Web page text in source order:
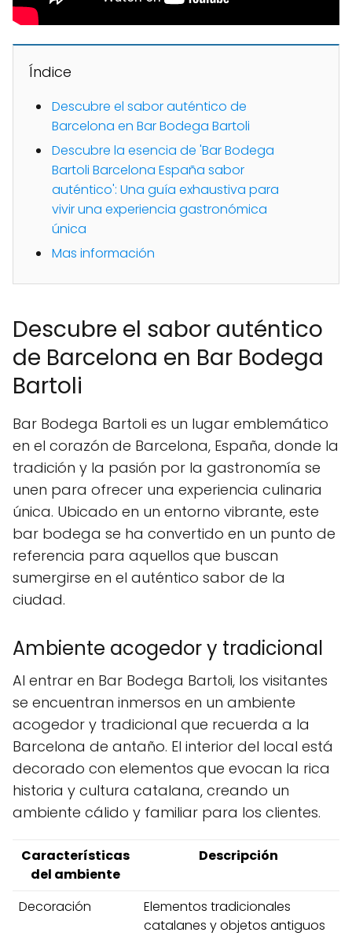
Índice
Descubre el sabor auténtico de
Barcelona en Bar Bodega Bartoli
Descubre la esencia de 'Bar Bodega
Bartoli Barcelona España sabor
auténtico': Una guía exhaustiva para
vivir una experiencia gastronómica
única
Mas información
Descubre el sabor auténtico
de Barcelona en Bar Bodega
Bartoli
Bar Bodega Bartoli es un lugar emblemático
en el corazón de Barcelona, España, donde la
tradición y la pasión por la gastronomía se
unen para ofrecer una experiencia culinaria
única. Ubicado en un entorno vibrante, este
bar bodega se ha convertido en un punto de
referencia para aquellos que buscan
sumergirse en el auténtico sabor de la
ciudad.
Ambiente acogedor y tradicional
Al entrar en Bar Bodega Bartoli, los visitantes
se encuentran inmersos en un ambiente
acogedor y tradicional que recuerda a la
Barcelona de antaño. El interior del local está
decorado con elementos que evocan la rica
historia y cultura catalana, creando un
ambiente cálido y familiar para los clientes.
Características
del ambiente
Descripción
Decoración
Elementos tradicionales
catalanes y objetos antiguos